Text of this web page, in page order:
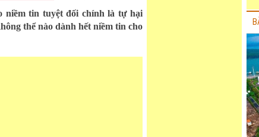
niềm tin tuyệt đối chính là tự hại
thể nào dành hết niềm tin cho